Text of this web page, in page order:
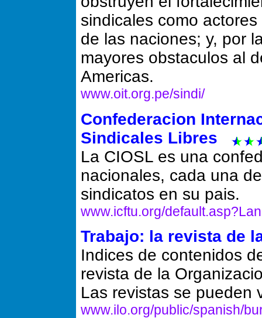
sindicales como
de las naciones; y, por
mayores obstaculos al
Americas.
www.oit.org.pe/sindi/
Confederacion
Sindicales Libres
La CIOSL es una
nacionales, cada una
sindicatos en su pais.
www.icftu.org/
Trabajo: la revista de
Indices de contenidos
revista de la
Las revistas se pueden
www.ilo.org/public/spanish/